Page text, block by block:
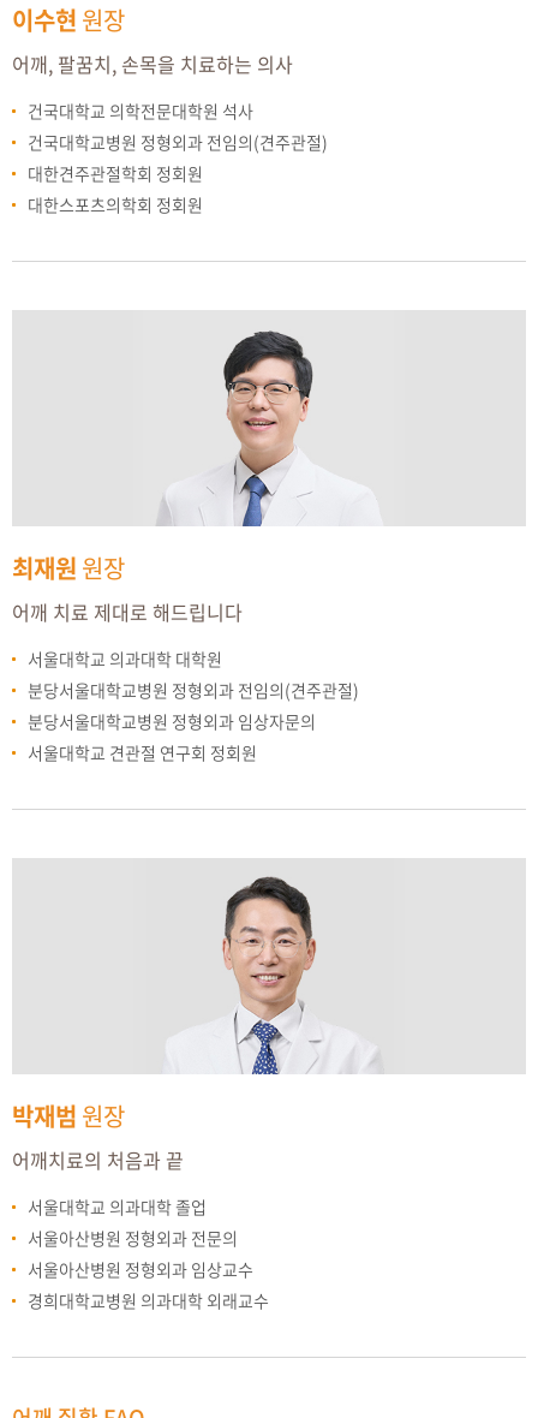
이수현 원장
어깨, 팔꿈치, 손목을 치료하는 의사
건국대학교 의학전문대학원 석사
건국대학교병원 정형외과 전임의(견주관절)
대한견주관절학회 정회원
대한스포츠의학회 정회원
최재원 원장
어깨 치료 제대로 해드립니다
서울대학교 의과대학 대학원
분당서울대학교병원 정형외과 전임의(견주관절)
분당서울대학교병원 정형외과 임상자문의
서울대학교 견관절 연구회 정회원
박재범 원장
어깨치료의 처음과 끝
서울대학교 의과대학 졸업
서울아산병원 정형외과 전문의
서울아산병원 정형외과 임상교수
경희대학교병원 의과대학 외래교수